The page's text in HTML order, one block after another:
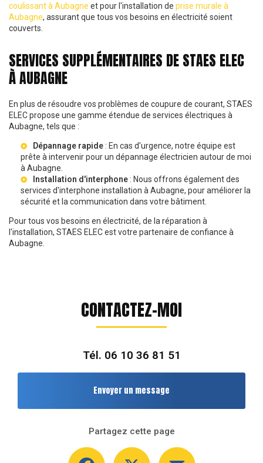
coulissant à Aubagne et pour l'installation de prise murale à
Aubagne, assurant que tous vos besoins en électricité soient
couverts.
SERVICES SUPPLÉMENTAIRES DE STAES ELEC
À AUBAGNE
En plus de résoudre vos problèmes de coupure de courant, STAES
ELEC propose une gamme étendue de services électriques à
Aubagne, tels que :
Dépannage rapide : En cas d'urgence, notre équipe est
prête à intervenir pour un dépannage électricien autour de moi
à Aubagne
Installation d'interphone : Nous offrons également des
services d'interphone installation à Aubagne, pour améliorer la
sécurité et la communication dans votre bâtiment.
Pour tous vos besoins en électricité, de la réparation à
l'installation, STAES ELEC est votre partenaire de confiance à
Aubagne.
CONTACTEZ-MOI
Tél. 06 10 36 81 51
Envoyer un message
Partagez cette page
Facebook